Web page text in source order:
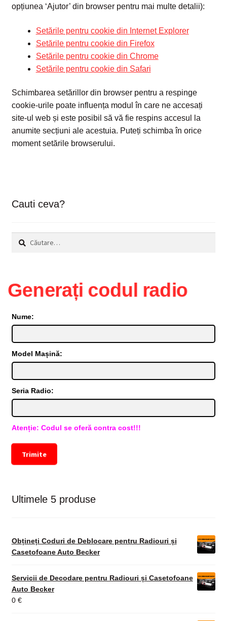
opțiunea ‘Ajutor’ din browser pentru mai multe detalii):
Setările pentru cookie din Internet Explorer
Setările pentru cookie din Firefox
Setările pentru cookie din Chrome
Setările pentru cookie din Safari
Schimbarea setărillor din browser pentru a respinge
cookie-urile poate influența modul în care ne accesați
site-ul web și este posibil să vă fie respins accesul la
anumite secțiuni ale acestuia. Puteți schimba în orice
moment setările browserului.
Cauti ceva?
Caută
după:
Generați codul radio
Nume:
Model Mașină:
Seria Radio:
Atenție: Codul se oferă contra cost!!!
Trimite
Ultimele 5 produse
Obțineți Coduri de Deblocare pentru Radiouri și
Casetofoane Auto Becker
Servicii de Decodare pentru Radiouri și Casetofoane
Auto Becker
0 €